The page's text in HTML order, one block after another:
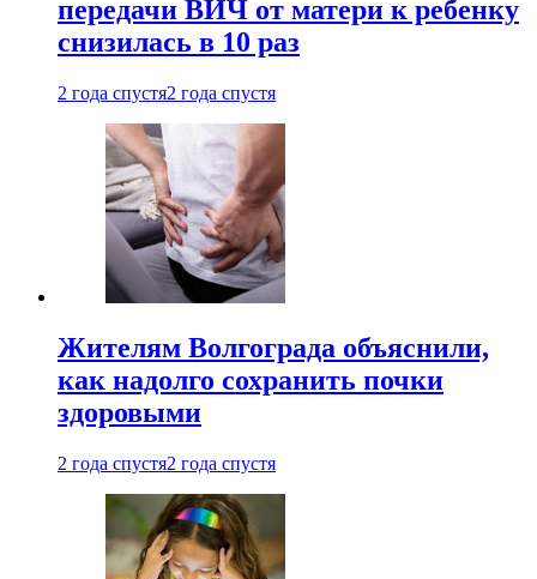
передачи ВИЧ от матери к ребенку
снизилась в 10 раз
2 года спустя2 года спустя
Жителям Волгограда объяснили,
как надолго сохранить почки
здоровыми
2 года спустя2 года спустя